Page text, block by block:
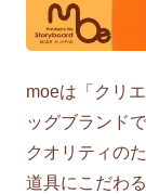
moeは「クリ
ッグブランドで
クオリティの
道具にこだわる